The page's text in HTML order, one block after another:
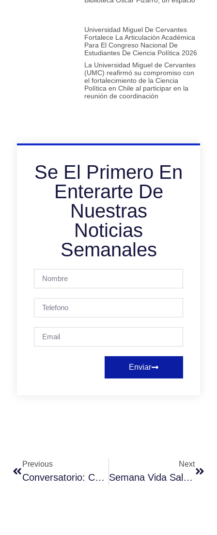
Universidad Miguel De Cervantes
Fortalece La Articulación Académica
Para El Congreso Nacional De
Estudiantes De Ciencia Política 2026
La Universidad Miguel de Cervantes
(UMC) reafirmó su compromiso con
el fortalecimiento de la Ciencia
Política en Chile al participar en la
reunión de coordinación
Se El Primero En
Enterarte De
Nuestras
Noticias
Semanales
Enviar
Previous
Conversatorio: Chat GPT. Efectos Y Desafíos En Los Procesos Educativos.
Next
Semana Vida Saludable: La UMC Promueve El Bienestar Integral De Sus Estudiantes